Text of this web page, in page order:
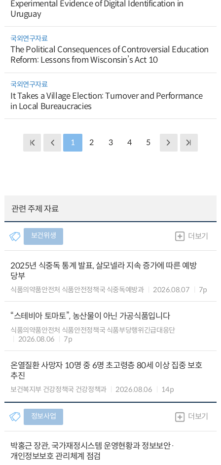
Experimental Evidence of Digital Identification in
Uruguay
국외연구자료
The Political Consequences of Controversial Education
Reform: Lessons from Wisconsin’s Act 10
국외연구자료
It Takes a Village Election: Turnover and Performance
in Local Bureaucracies
1 2 3 4 5
관련 주제 자료
보건위생 더보기
2025년 식중독 통계 발표, 살모넬라 지속 증가에 따른 예방
당부
식품의약품안전처 식품안전정책국 식중독예방과 2026.08.07 7p
“스테비아 토마토”, 농산물이 아닌 가공식품입니다
식품의약품안전처 식품안전정책국 식품부당행위긴급대응단
2026.08.06
7p
온열질환 사망자 10명 중 6명 초고령층 80세 이상 집중 보호
추진
보건복지부 건강정책국 건강정책과 2026.08.06 14p
정보사업 더보기
박홍근 장관, 국가재정시스템 운영현황과 정보보안·
개인정보보호 관리체계 점검